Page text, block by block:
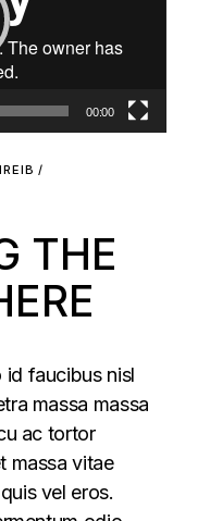
00:00
THE
faucibus nisl
massa massa
ac tortor
massa vitae
vel eros.